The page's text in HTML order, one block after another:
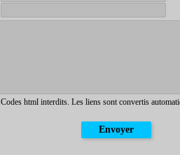
Codes html interdits. Les liens sont convertis